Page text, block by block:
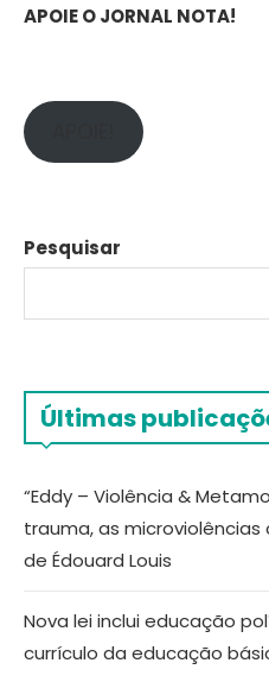
APOIE O JORNAL NOTA!
Pesquisar
Últimas
“Eddy – Violência &
trauma, as
de Édouard Louis
Nova lei inclui educação
currículo da educação